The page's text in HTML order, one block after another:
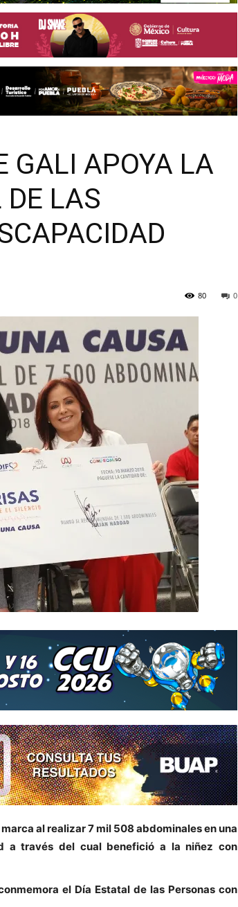
GALI APOYA LA
LAS
0
80
al realizar 7 mil 508 abdominales en una
a través del cual benefició a la niñez con
el Día Estatal de las Personas con